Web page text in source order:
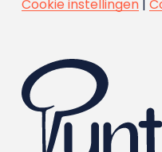
Cookie instellingen|